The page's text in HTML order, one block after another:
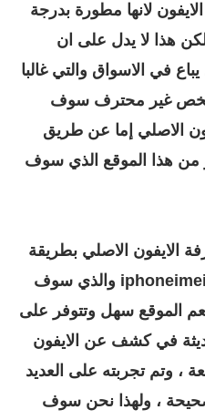
لانها مطورة بدرجة
هذا لا يدل على ان
في الاسواق والتي غالبا
شخص غير محترف سوف
الاصلي إما عن طريق
من هذا الموقع الذي سوف
الايفون الاصلي بطريقة
بسيطة عليك بتجربت موقع iphoneimei والذي سوف
الموقع سهل وتتوفر على
في كشف عن الايفون
، وتم تجربته على العديد
، ولهذا نحن سوف